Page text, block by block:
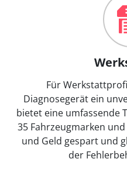
Für
Diagnosegerät ein
bietet eine umfassende
35 Fahrzeugmarken
und Geld gespart und
der